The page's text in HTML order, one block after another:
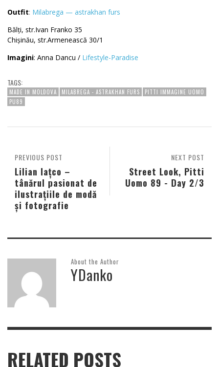
Outfit: Milabrega — astrakhan furs
Bălți, str.Ivan Franko 35
Chișinău, str.Armenească 30/1
Imagini: Anna Dancu / Lifestyle-Paradise
TAGS:
MADE IN MOLDOVA MILABREGA - ASTRAKHAN FURS
PITTI IMMAGINE UOMO
PU89
NEXT POST
Street Look, Pitti
Uomo 89 - Day 2/3
PREVIOUS POST
Lilian Iațco –
tânărul pasionat de
ilustrațiile de modă
și fotografie
About the Author
YDanko
RELATED POSTS